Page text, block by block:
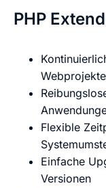
PHP
Webprojekte
Flexible
Einfache
Versionen